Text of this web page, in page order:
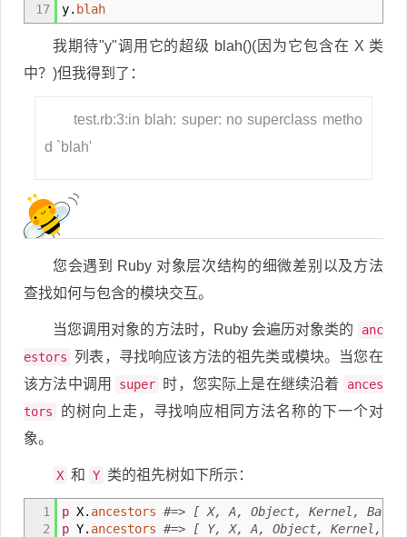
17
y. blah
我期待"y"调用它的超级 blah()(因为它包含在 X 类
中？)但我得到了：
test.rb:3:in blah: super: no superclass metho
d `blah'
您会遇到 Ruby 对象层次结构的细微差别以及方法
查找如何与包含的模块交互。
当您调用对象的方法时，Ruby 会遍历对象类的
anc
estors
列表，寻找响应该方法的祖先类或模块。当您在
该方法中调用
super 时，您实际上是在继续沿着
ances
tors
的树向上走，寻找响应相同方法名称的下一个对
象。
X 和 Y 类的祖先树如下所示：
1
2
p X. ancestors #=> [ X, A, Object, Kernel,
p Y. ancestors #=> [ Y, X, A, Object, Kernel,